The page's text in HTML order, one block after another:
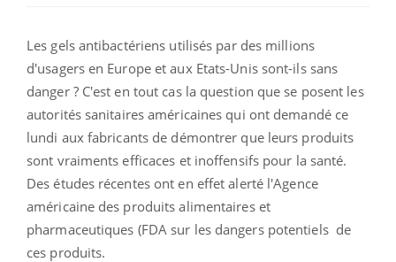
Les gels antibactériens utilisés par des millions
d'usagers en Europe et aux Etats-Unis sont-ils sans
danger ? C'est en tout cas la question que se posent les
autorités sanitaires américaines qui ont demandé ce
lundi aux fabricants de démontrer que leurs produits
sont vraiments efficaces et inoffensifs pour la santé.
Des études récentes ont en effet alerté l'Agence
américaine des produits alimentaires et
pharmaceutiques (FDA sur les dangers potentiels de
ces produits.